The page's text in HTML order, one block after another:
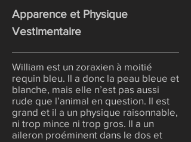
Apparence et Physique
Vestimentaire
William est un zoraxien à moitié
requin bleu. Il a donc la peau bleue et
blanche, mais elle n’est pas aussi
rude que l’animal en question. Il est
grand et il a un physique raisonnable,
ni trop mince ni trop gros. Il a un
aileron proéminent dans le dos et